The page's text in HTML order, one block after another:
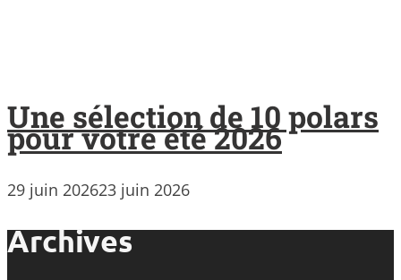
Une sélection de 10 polars
pour votre été 2026
29 juin 202623 juin 2026
Archives